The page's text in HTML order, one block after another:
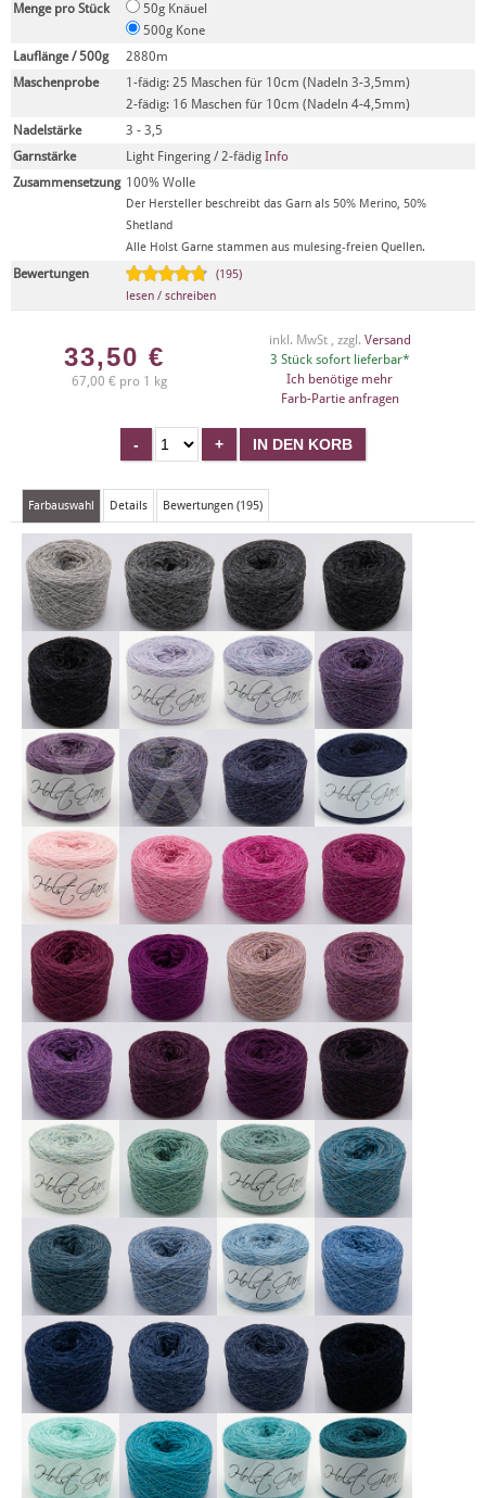
Menge pro Stück
50g Knäuel
500g Kone
Lauflänge / 500g
2880m
Maschenprobe
1-fädig: 25 Maschen für 10cm (Nadeln 3-3,5mm)
2-fädig: 16 Maschen für 10cm (Nadeln 4-4,5mm)
Nadelstärke
3 - 3,5
Garnstärke
Light Fingering / 2-fädig Info
Zusammensetzung 100% Wolle
Der Hersteller beschreibt das Garn als 50% Merino, 50%
Shetland
Alle Holst Garne stammen aus mulesing-freien Quellen.
Bewertungen
(195)
lesen / schreiben
33,50 €
67,00 € pro 1 kg
inkl. MwSt , zzgl. Versand
3 Stück sofort lieferbar*
Ich benötige mehr
Farb-Partie anfragen
Farbauswahl Details Bewertungen (195)
X
X X
X
X
X